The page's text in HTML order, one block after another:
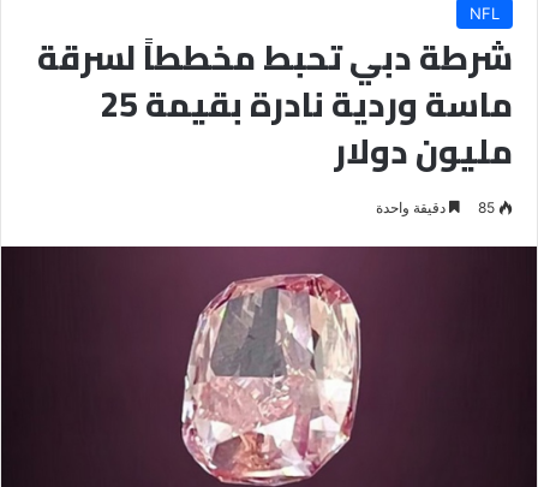
NFL
شرطة دبي تحبط مخططاً لسرقة
ماسة وردية نادرة بقيمة 25
مليون دولار
85 دقيقة واحدة